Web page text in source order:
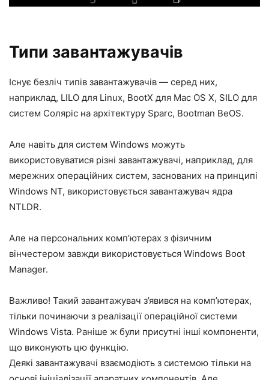
Типи завантажувачів
Існує безліч типів завантажувачів — серед них,
наприклад, LILO для Linux, BootX для Mac OS X, SILO для
систем Соляріс на архітектуру Sparc, Bootman BeOS.
Але навіть для систем Windows можуть
використовуватися різні завантажувачі, наприклад, для
мережних операційних систем, заснованих на принципі
Windows NT, використовується завантажувач ядра
NTLDR.
Але на персональних комп’ютерах з фізичним
вінчестером завжди використовується Windows Boot
Manager.
Важливо! Такий завантажувач з’явився на комп’ютерах,
тільки починаючи з реалізації операційної системи
Windows Vista. Раніше ж були присутні інші компоненти,
що виконують цю функцію.
Деякі завантажувачі взаємодіють з системою тільки на